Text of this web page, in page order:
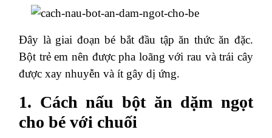
Đây là giai đoạn bé bắt đầu tập ăn thức ăn đặc.
Bột trẻ em nên được pha loãng với rau và trái cây
được xay nhuyễn và ít gây dị ứng.
1. Cách nấu bột ăn dặm ngọt
cho bé với chuối